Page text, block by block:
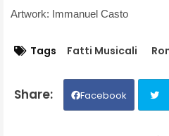
Artwork: Immanuel Casto
Tags Fatti Musicali
Facebook